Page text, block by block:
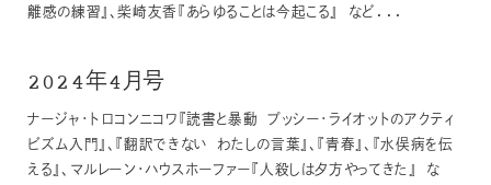
離感の練習』、柴崎友香『あらゆることは今起こる』 など...
2024年4月号
ナージャ・トロコンニコワ『読書と暴動 プッシー・ライオットのアクティ
ビズム入門』、『翻訳できない わたしの言葉』、『青春』、『水俣病を伝
える』、マルレーン・ハウスホーファー『人殺しは夕方やってきた』 な